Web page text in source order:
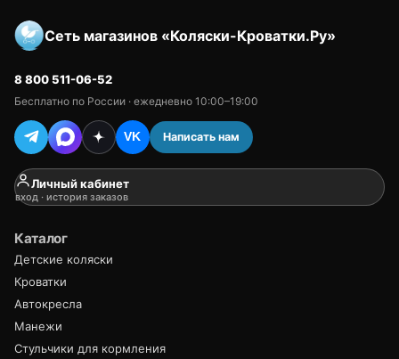
Сеть магазинов «Коляски-Кроватки.Ру»
8 800 511-06-52
Бесплатно по России · ежедневно 10:00–19:00
VK Написать нам
Личный кабинет
вход · история заказов
Каталог
Детские коляски
Кроватки
Автокресла
Манежи
Стульчики для кормления